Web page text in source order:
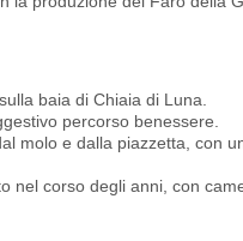
baia di Chiaia di Luna.
percorso benessere.
molo e dalla piazzetta, con
nel corso degli anni, con